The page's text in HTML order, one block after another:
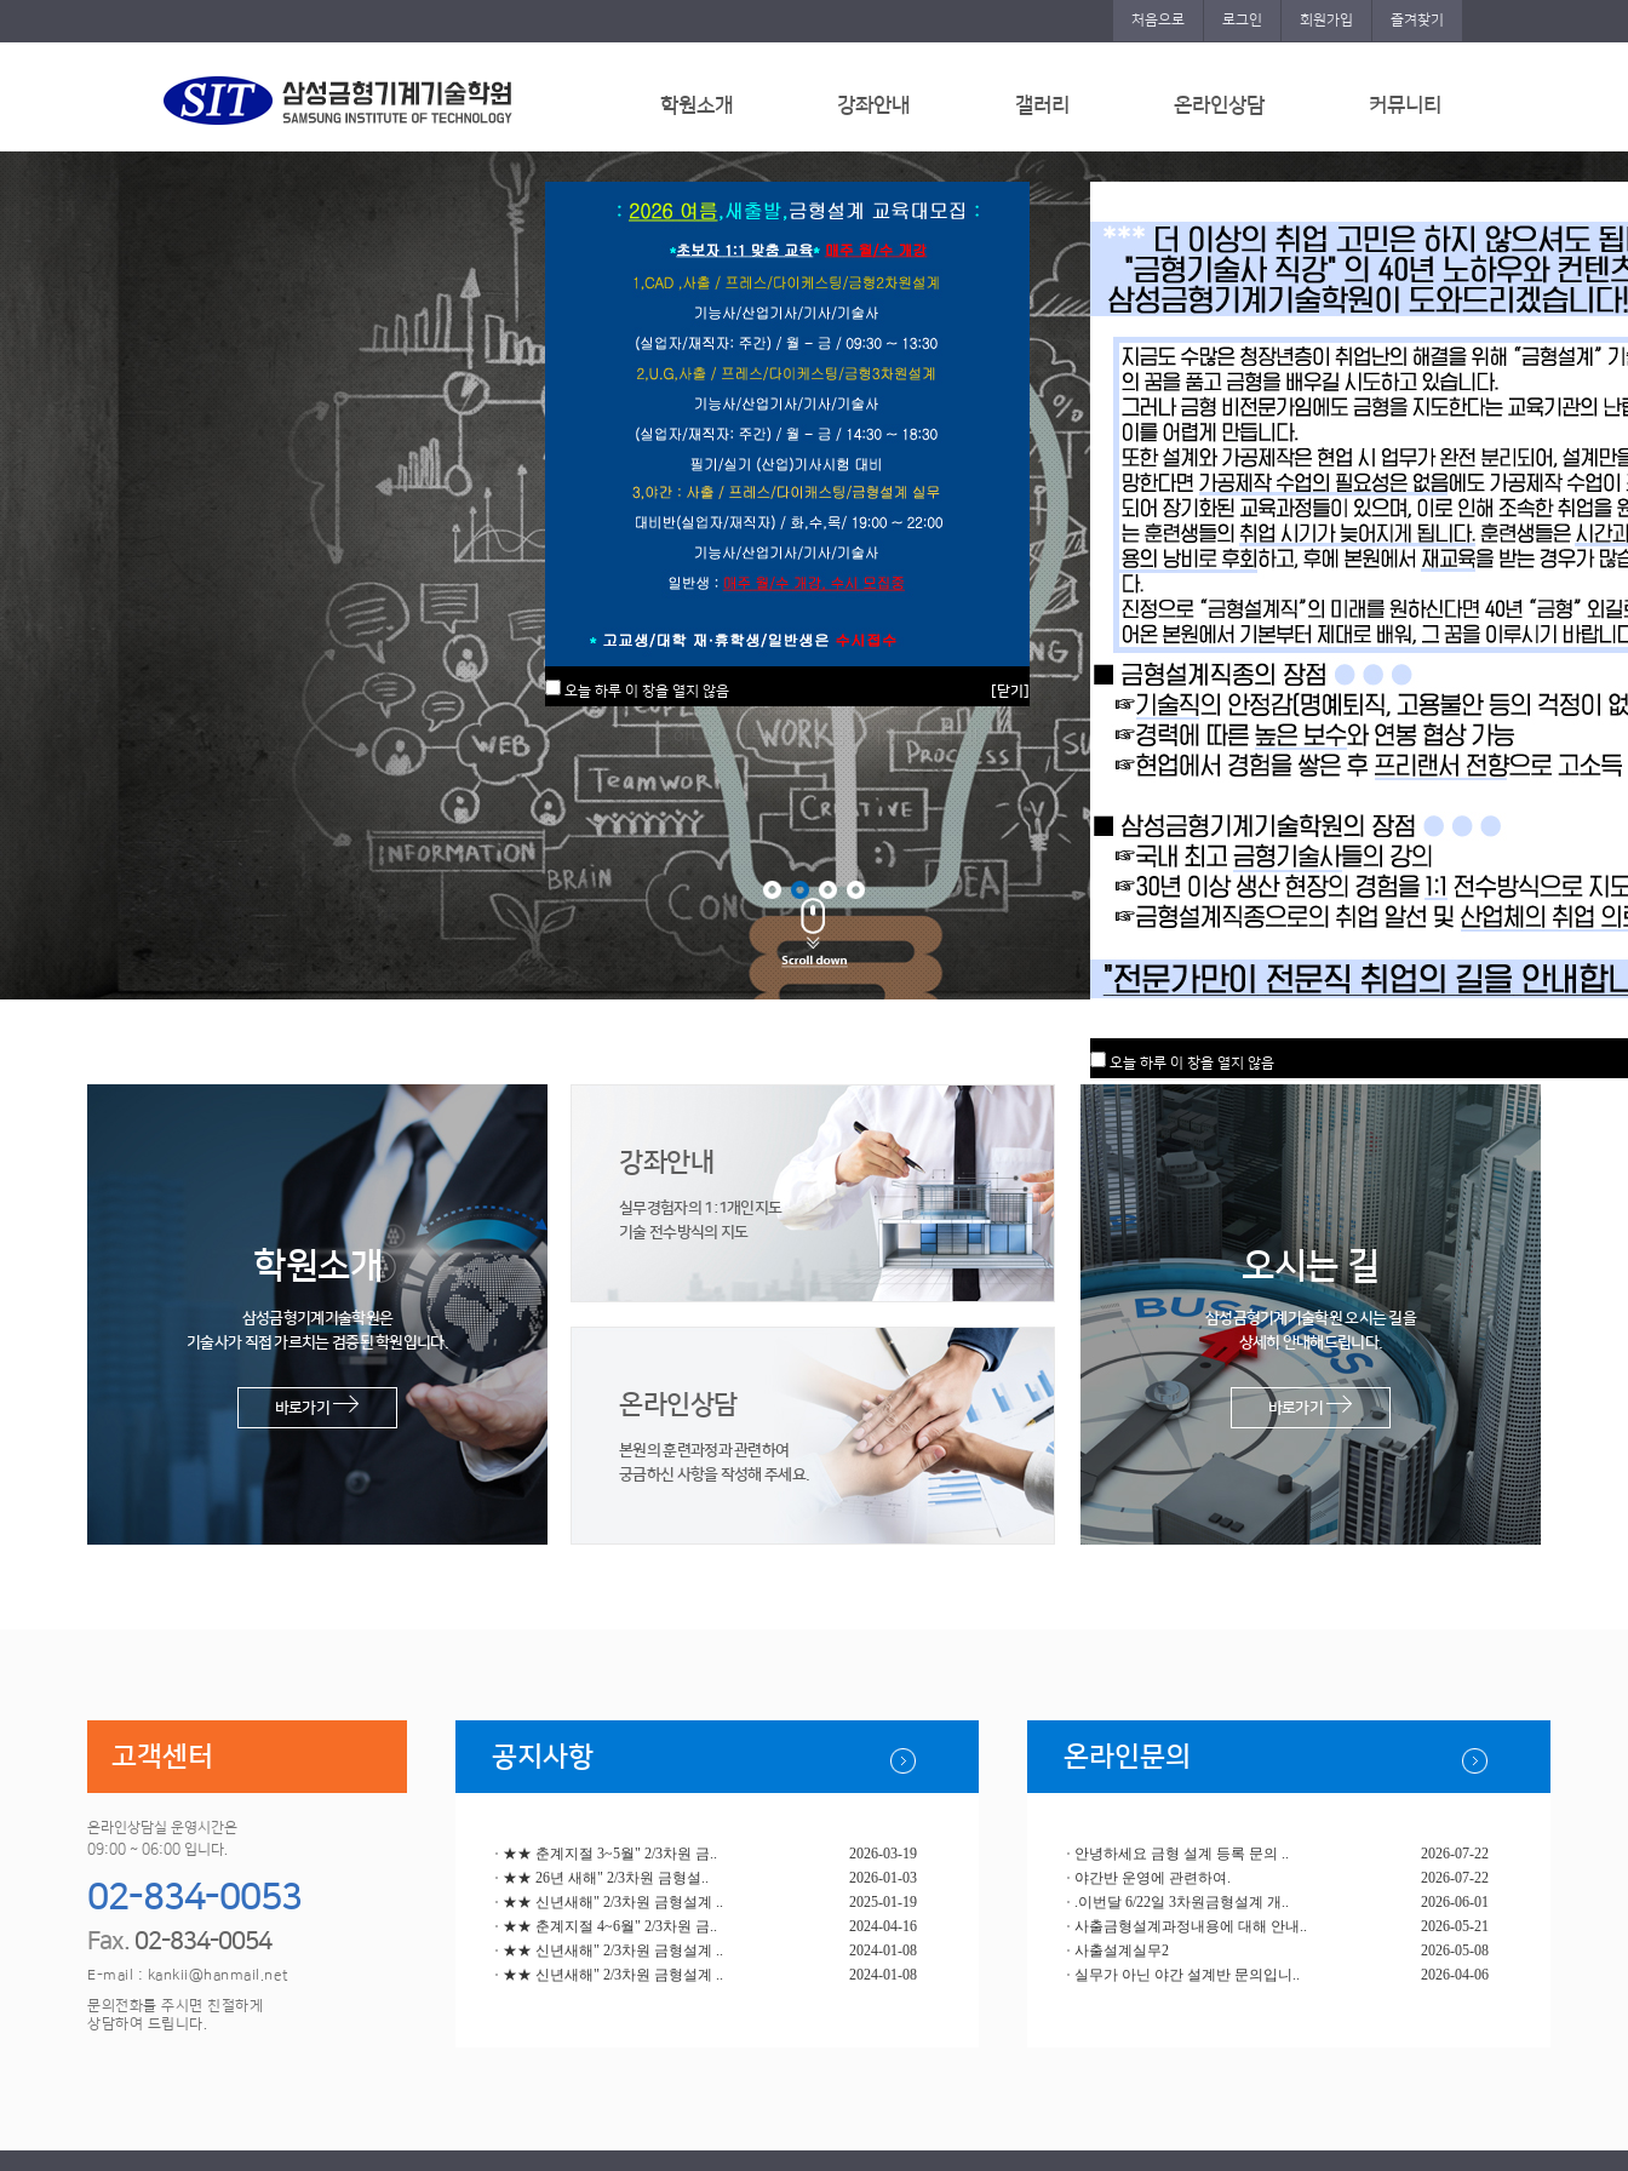
처음으로 로그인 회원가입 즐겨찾기
학원소개
인사말
연혁
교육지침
오시는 길
강좌안내
사출금형설계
프레스금형설계
사출/프레스금형설계(야간)
기능사/산업·설계기사 자격증 대비
국민내일배움카드
갤러리
갤러리
온라인상담 커뮤니티
온라인문의
자격취득 및 취업현황
포트폴리오
50년전통, 기술사 직강
삼성금형기계기술학원
SAMSUNG INSTITUTE OF TECHNOLOGY
개인의 무한한 가능성을 이끌어내 꿈을 현실로 이루는
또 하나의 자부심 삼성금형기계기술학원!
오늘 하루 이 창을 열지 않음 [닫기]
오늘 하루 이 창을 열지 않음
학원소개
삼성금형기계기술학원은
기술사가 직접 가르치는 검증된 학원입니다.
바로가기
강좌안내
실무경험자의 1:1개인지도
기술 전수방식의 지도
온라인상담
본원의 훈련과정과 관련하여
궁금하신 사항을 작성해 주세요.
오시는 길
삼성금형기계기술학원 오시는 길을
상세히 안내해드립니다.
바로가기
고객센터
온라인상담실 운영시간은
09:00 ~ 06:00 입니다.
02-834-0053
Fax. 02-834-0054
E-mail : kankii@hanmail.net
문의전화를 주시면 친절하게
상담하여 드립니다.
공지사항
★★ 춘계지절 3~5월" 2/3차원 금..
2026-03-19
★★ 26년 새해" 2/3차원 금형설..
2026-01-03
★★ 신년새해" 2/3차원 금형설계 ..
2025-01-19
★★ 춘계지절 4~6월" 2/3차원 금..
2024-04-16
★★ 신년새해" 2/3차원 금형설계 ..
2024-01-08
★★ 신년새해" 2/3차원 금형설계 ..
2024-01-08
온라인문의
안녕하세요 금형 설계 등록 문의 ..
2026-07-22
야간반 운영에 관련하여.
2026-07-22
.이번달 6/22일 3차원금형설계 개..
2026-06-01
사출금형설계과정내용에 대해 안내..
2026-05-21
사출설계실무2
2026-05-08
실무가 아닌 야간 설계반 문의입니..
2026-04-06